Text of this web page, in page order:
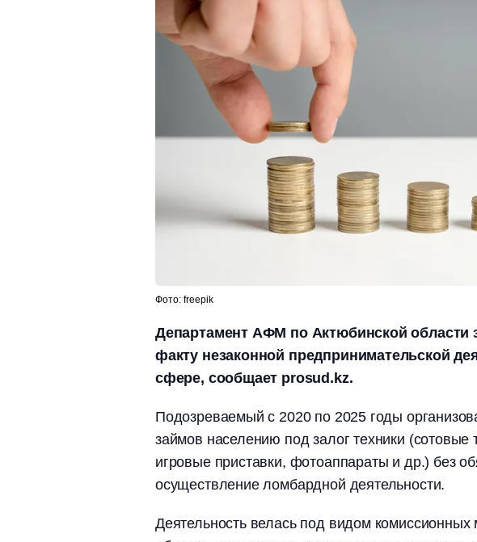
Фото: freepik
Департамент АФМ по Актюбинской области
факту незаконной предпринимательской
сфере, сообщает prosud.kz.
Подозреваемый с 2020 по 2025 годы
займов населению под залог техники
игровые приставки, фотоаппараты и др.) без
осуществление ломбардной деятельности.
Деятельность велась под видом комиссионных